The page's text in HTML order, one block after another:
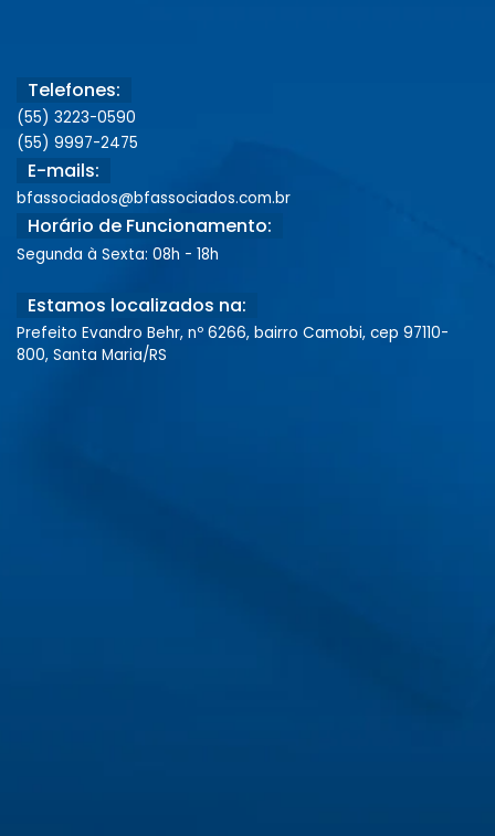
Telefones:
(55) 3223-0590
(55) 9997-2475
E-mails:
bfassociados@bfassociados.com.br
Horário de Funcionamento:
Segunda à Sexta: 08h - 18h
Estamos localizados na:
Prefeito Evandro Behr, nº 6266, bairro Camobi, cep 97110-
800, Santa Maria/RS